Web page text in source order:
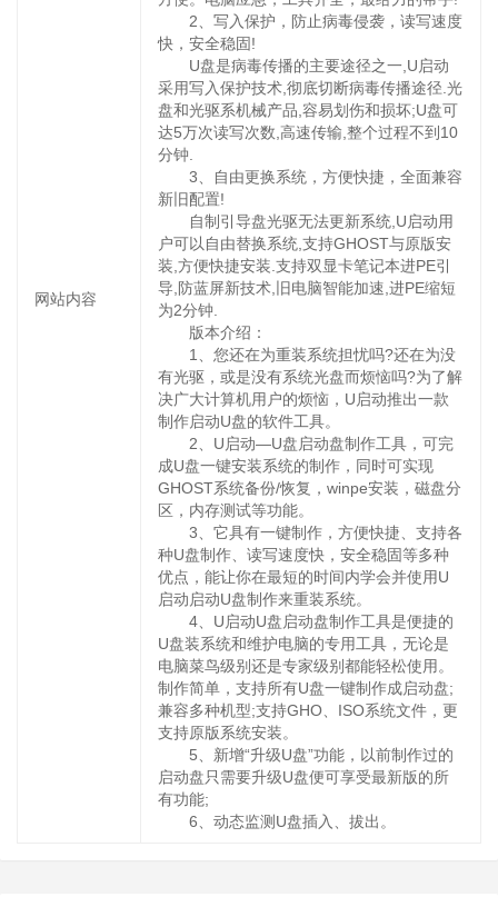
网站内容
2、写入保护，防止病毒侵袭，读写速度
快，安全稳固!
U盘是病毒传播的主要途径之一,U启动
采用写入保护技术,彻底切断病毒传播途径.光
盘和光驱系机械产品,容易划伤和损坏;U盘可
达5万次读写次数,高速传输,整个过程不到10
分钟.
3、自由更换系统，方便快捷，全面兼容
新旧配置!
自制引导盘光驱无法更新系统,U启动用
户可以自由替换系统,支持GHOST与原版安
装,方便快捷安装.支持双显卡笔记本进PE引
导,防蓝屏新技术,旧电脑智能加速,进PE缩短
为2分钟.
版本介绍：
1、您还在为重装系统担忧吗?还在为没
有光驱，或是没有系统光盘而烦恼吗?为了解
决广大计算机用户的烦恼，U启动推出一款
制作启动U盘的软件工具。
2、U启动—U盘启动盘制作工具，可完
成U盘一键安装系统的制作，同时可实现
GHOST系统备份/恢复，winpe安装，磁盘分
区，内存测试等功能。
3、它具有一键制作，方便快捷、支持各
种U盘制作、读写速度快，安全稳固等多种
优点，能让你在最短的时间内学会并使用U
启动启动U盘制作来重装系统。
4、U启动U盘启动盘制作工具是便捷的
U盘装系统和维护电脑的专用工具，无论是
电脑菜鸟级别还是专家级别都能轻松使用。
制作简单，支持所有U盘一键制作成启动盘;
兼容多种机型;支持GHO、ISO系统文件，更
支持原版系统安装。
5、新增“升级U盘”功能，以前制作过的
启动盘只需要升级U盘便可享受最新版的所
有功能;
6、动态监测U盘插入、拔出。